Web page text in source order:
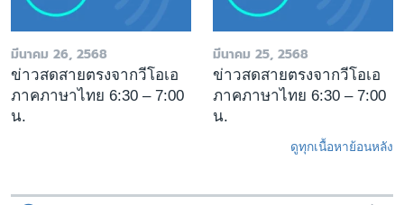
มีนาคม 26, 2568
ข่าวสดสายตรงจากวีโอเอ
ภาคภาษาไทย 6:30 – 7:00
น.
มีนาคม 25, 2568
ข่าวสดสายตรงจากวีโอเอ
ภาคภาษาไทย 6:30 – 7:00
น.
ดูทุกเนื้อหาย้อนหลัง